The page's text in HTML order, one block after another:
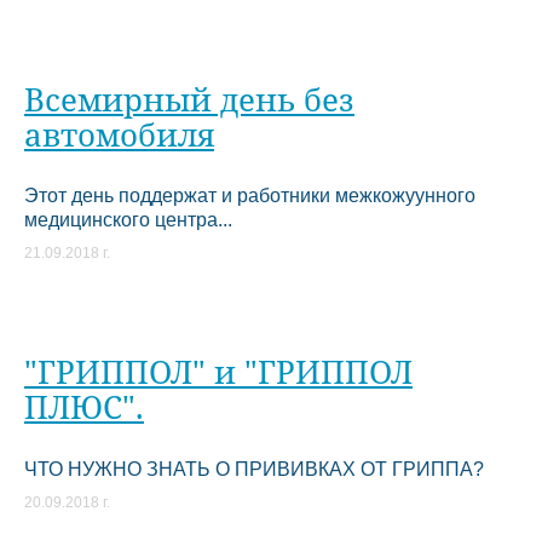
Всемирный день без
автомобиля
Этот день поддержат и работники межкожуунного
медицинского центра...
21.09.2018 г.
"ГРИППОЛ" и "ГРИППОЛ
ПЛЮС".
ЧТО НУЖНО ЗНАТЬ О ПРИВИВКАХ ОТ ГРИППА?
20.09.2018 г.